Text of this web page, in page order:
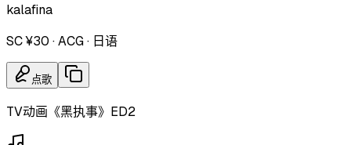
kalafina
SC ¥30 ·ACG· 日语
点歌
TV动画《黑执事》ED2